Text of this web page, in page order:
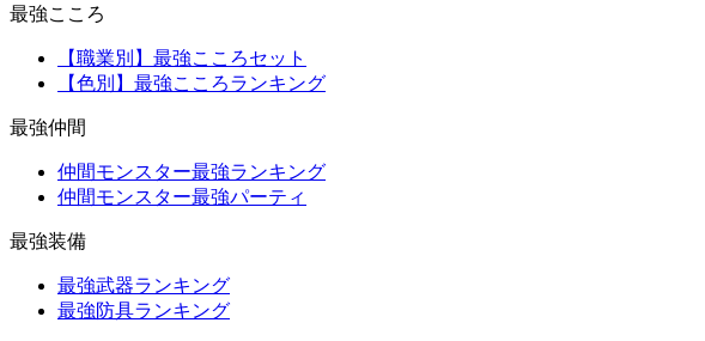
最強こころ
【職業別】最強こころセット
【色別】最強こころランキング
最強仲間
仲間モンスター最強ランキング
仲間モンスター最強パーティ
最強装備
最強武器ランキング
最強防具ランキング